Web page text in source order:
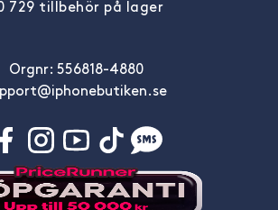
729 tillbehör på lager
Orgnr: 556818-4880